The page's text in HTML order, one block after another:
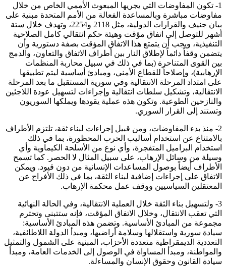
1- تكون المفاوضات التي يجريها المبعوث الأممي الخاص من خلال
مفاوضات مباشرة وبالمساعدة الفعالة من الأمم المتحدة مبنية على
بيان جنيف والقرارات الدولية، مثل 2118 و2254، وتهدف خلال ستة
أشهر للتوصل إلى اتفاق مؤقت وهيئة حكم انتقالي كامل الصلاحية
التنفيذية، ويجب أن يتمتع هذا الاتفاق المؤقت بصفة دستورية وأن
يتضمن وقفاً دائماً لإطلاق النار بين أطراف الاتفاق والتعاون، والدمج
بين القوى المتناحرة (بما في ذلك في سبيل محاربة المنظمات
الإرهابية)، وإصلاحاً للقطاع الأمني، ومبادئ أساسية ليتم تطبيقها
على امتداد المرحلة الانتقالية وفي سورية المستقبل ما بعد المرحلة
الانتقالية، وتشكيل سلطات انتقالية وإجراءات لتسهيل عودة اللاجئين
والنازحين الطوعية. وتكون هذه عملية يقودها ويملكها السوريون
وتستند إلى القرار السوري.
2- منذ بدء المفاوضات، ومن قبيل إجراءات لبناء ثقة، تلتزم الأطراف
بالامتناع عن استخدام أساليب الحرب المحظورة، بما في ذلك
استخدام البراميل المتفجرة، وأي نوع من الأسلحة الكيماوية وأي
وسيلة من وسائل الإرهاب، على سبيل المثال لا الحصر. كما تسمح
الأطراف أيضاً بوصول المساعدات الإنسانية من دون قيود. ويمكن
الاتفاق على إجراءات إضافية لبناء الثقة، بما في ذلك الأفراج عن
المعتقلين السياسيين ووقف عمل محكمة الإرهاب.
3- ولتسهيل بناء الثقة خلال العملية الانتقالية، وفي الحالة النهائية
التي تعقب الانتقال، وخلال الاتفاق المؤقت، فإنه ستتبنى وتحترم
مجموعة من المبادئ الأساسية. وتضمن هذه المبادئ الأساسية:
سيادة سورية واستقلالها وسلامة أراضيها، ومبدأ الدولة اللاطائفية،
التعددية الديمقراطية متعددة الأحزاب، المبنية على الشمول والتمثيل
والمواطنة، ومبدأ المساواة في الوصول إلى الخدمات العامة، ومبدأ
سيادة القانون وحقوق الإنسان والمساءلة.